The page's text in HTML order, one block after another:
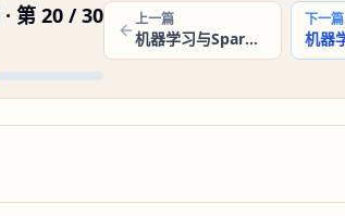
· 第 20/30
上一篇
机器学习与Spark MLlib之机器学习简介
下一篇